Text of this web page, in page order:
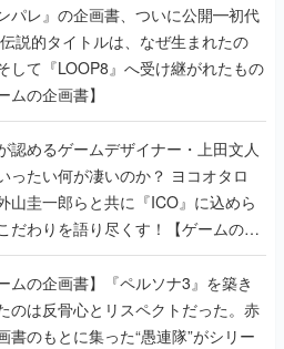
ンパレ』の企画書、ついに公開━初代
説的タイトルは、なぜ生まれたの
して『LOOP8』へ受け継がれたもの
ムの企画書】
認めるゲームデザイナー・上田文人
ったい何が凄いのか？ ヨコオタロ
山圭一郎らと共に『ICO』に込めら
だわりを語り尽くす！【ゲームの企
ムの企画書】『ペルソナ3』を築き
のは反骨心とリスペクトだった。赤
書のもとに集った“愚連隊”がシリー